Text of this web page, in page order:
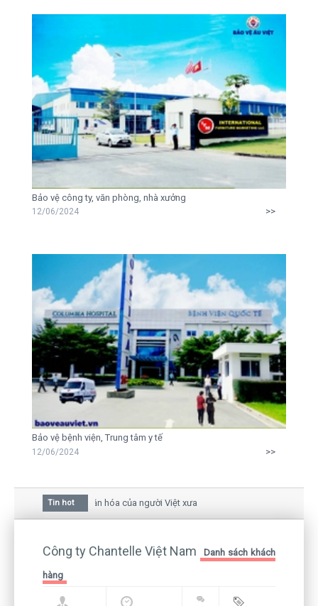
Bảo vệ công ty, văn phòng, nhà xưởng
12/06/2024 >>
Bảo vệ bệnh viện, Trung tâm y tế
12/06/2024 >>
Tin hot
hoa mai trong văn hóa của người Việt xưa
giữa bức thư gửi mẹ của người... tử tù và của CEO
Công ty Chantelle Việt Nam Danh sách khách
hàng